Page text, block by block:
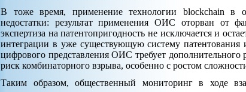
В тоже время, применение технологии blockchain в
недостатки: результат применения ОИС оторван от
экспертиза на патентопригодность не исключается и
интеграции в уже существующую систему
цифрового представления ОИС требует дополнительного
риск комбинаторного взрыва, особенно с ростом
Таким образом, общественный мониторинг в ходе